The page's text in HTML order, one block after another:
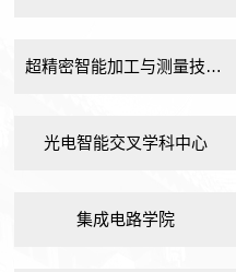
超精密智能加工与测量技术研究院
光电智能交叉学科中心
集成电路学院